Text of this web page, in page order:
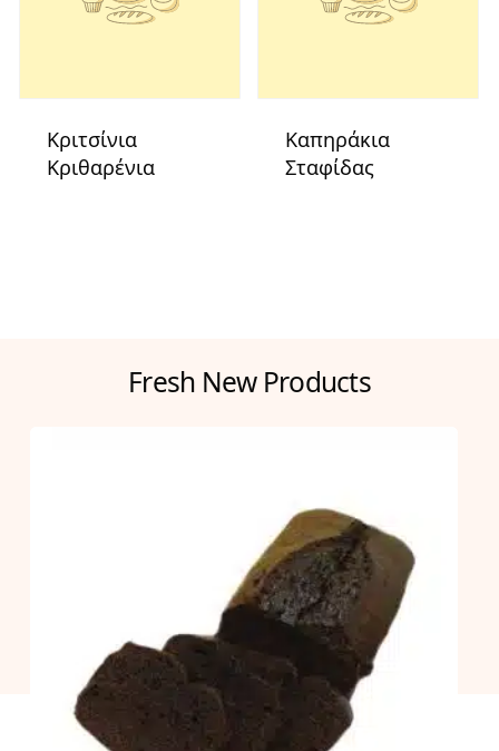
Κριτσίνια
Κριθαρένια
Καπηράκια
Σταφίδας
Fresh New Products